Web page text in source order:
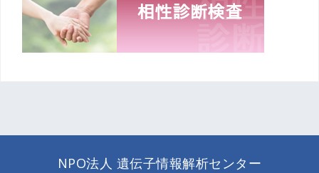
NPO法人 遺伝子情報解析センター